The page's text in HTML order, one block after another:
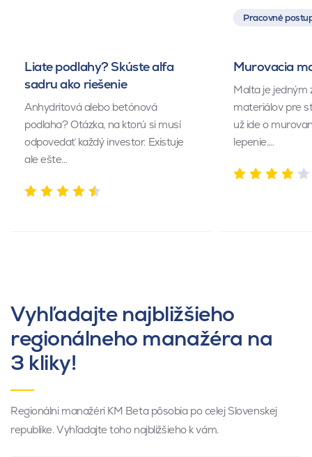
Liate podlahy? Skúste alfa
sadru ako riešenie
Anhydritová alebo betónová
podlaha? Otázka, na ktorú si musí
odpovedať každý investor. Existuje
ale ešte…
Pracovné
Murovacia
Malta je jedným
materiálov pre
už ide o
lepenie.…
Vyhľadajte najbližšieho
regionálneho manažéra na
3 kliky!
Regionálni manažéri KM Beta pôsobia po celej Slovenskej
republike. Vyhľadajte toho najbližšieho k vám.